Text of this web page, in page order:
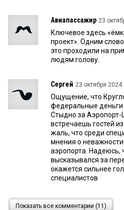
Авиапассажир 23
Ключевое здесь
проект». Одним
это проходили на
людям голову.
Сергей 23 октября 2024
Ощущение, что
федеральные деньги
Стыдно за Аэропорт-
встречаешь гостей
жаль, что среди
мнения о неважности
аэропорта. Надеюсь,
высказывался за
окажется сильнее
специалистов
Сергей Круглов 22
Показать все комментарии (11)